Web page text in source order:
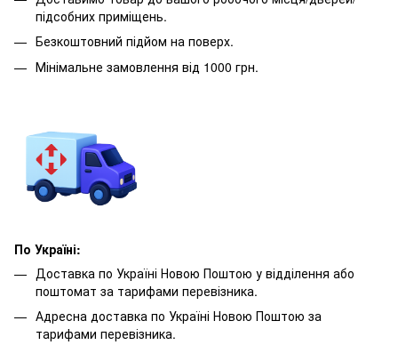
підсобних приміщень.
Безкоштовний підйом на поверх.
Мінімальне замовлення від 1000 грн.
По Україні:
Доставка по Україні Новою Поштою у відділення або
поштомат за тарифами перевізника.
Адресна доставка по Україні Новою Поштою за
тарифами перевізника.